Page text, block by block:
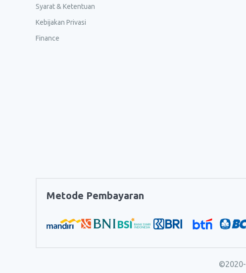
Syarat & Ketentuan
Kebijakan Privasi
Finance
Metode Pembayaran
©2020-